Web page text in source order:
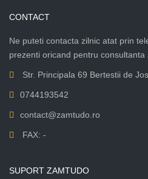
CONTACT
Ne puteti contacta zilnic atat prin
prezenti oricand pentru consultanta
Str. Principala 69 Bertestii de
0744193542
contact@zamtudo.ro
FAX: -
SUPORT ZAMTUDO